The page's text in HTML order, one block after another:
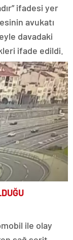
ifadesi yer
avukatı
davadaki
ifade edildi.
ile olay